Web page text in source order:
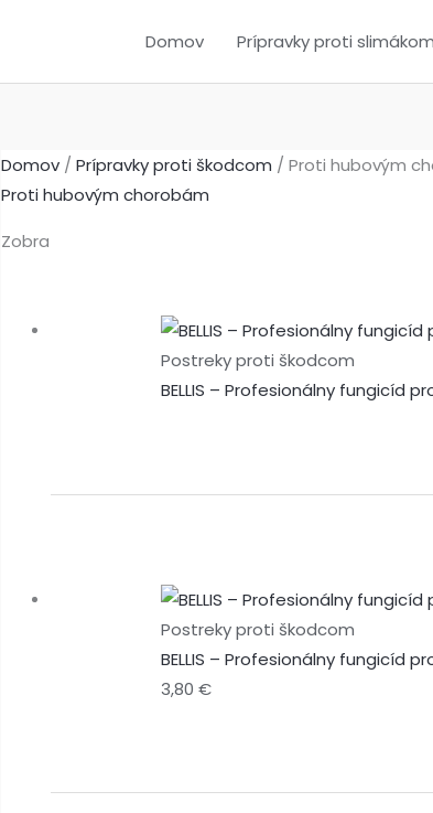
Domov Prípravky proti slimákom
Domov / Prípravky proti škodcom / Proti hubovým
Proti hubovým chorobám
Zobrazuje sa 17 výsledkov
Postreky proti škodcom
BELLIS – Profesionálny fungicíd
Postreky proti škodcom
BELLIS – Profesionálny fungicíd
3,80€